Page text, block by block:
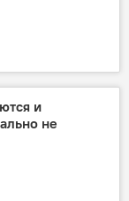
и
не